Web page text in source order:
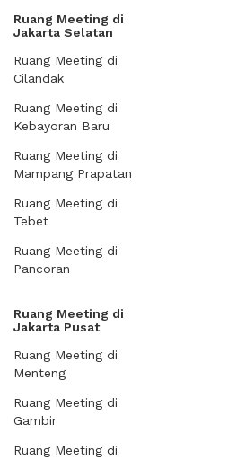
Ruang Meeting di
Jakarta Selatan
Ruang Meeting di
Cilandak
Ruang Meeting di
Kebayoran Baru
Ruang Meeting di
Mampang Prapatan
Ruang Meeting di
Tebet
Ruang Meeting di
Pancoran
Ruang Meeting di
Jakarta Pusat
Ruang Meeting di
Menteng
Ruang Meeting di
Gambir
Ruang Meeting di